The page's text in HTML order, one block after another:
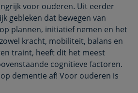
voor ouderen. Uit eerder
gebleken dat bewegen van
plannen, initiatief nemen en het
kracht, mobiliteit, balans en
traint, heeft dit het meest
cognitieve factoren.
dementie af! Voor ouderen is